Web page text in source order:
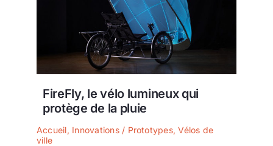
FireFly, le vélo lumineux qui
protège de la pluie
Accueil, Innovations / Prototypes,Vélos de
ville